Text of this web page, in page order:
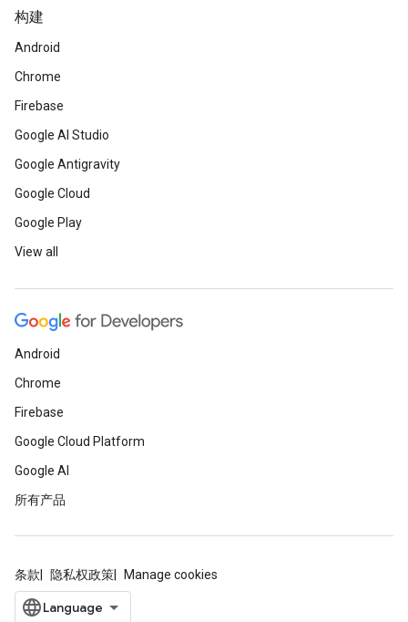
构建
Android
Chrome
Firebase
Google AI Studio
Google Antigravity
Google Cloud
Google Play
View all
Android
Chrome
Firebase
Google Cloud Platform
Google AI
所有产品
条款 隐私权政策 Manage cookies